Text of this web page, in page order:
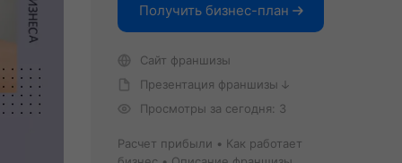
Получить бизнес-план
Сайт франшизы
Презентация франшизы
Просмотры за сегодня: 3
Расчет прибыли
Как работает